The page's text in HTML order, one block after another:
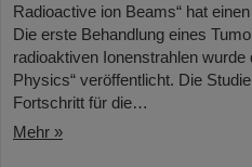
Radioactive ion Beams“ hat
Die erste Behandlung eines
radioaktiven Ionenstrahlen wurde
Physics“ veröffentlicht. Die
Fortschritt für die…
Mehr »